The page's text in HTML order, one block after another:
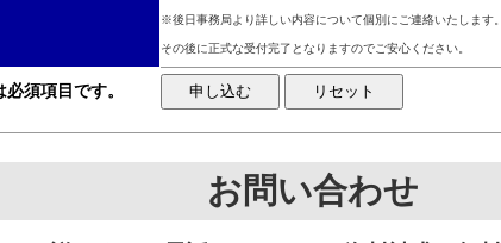
※後日事務局より詳しい内容について個別にご連絡いたします。
その後に正式な受付完了となりますのでご安心ください。
必須項目です。
お問い合わせ